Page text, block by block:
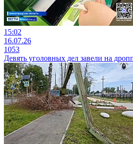
15:02
16.07.26
1053
Девять уголовных дел завели на